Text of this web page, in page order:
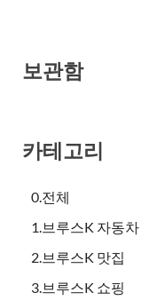
보관함
카테고리
0.전체
1.브루스K 자동차
2.브루스K 맛집
3.브루스K 쇼핑